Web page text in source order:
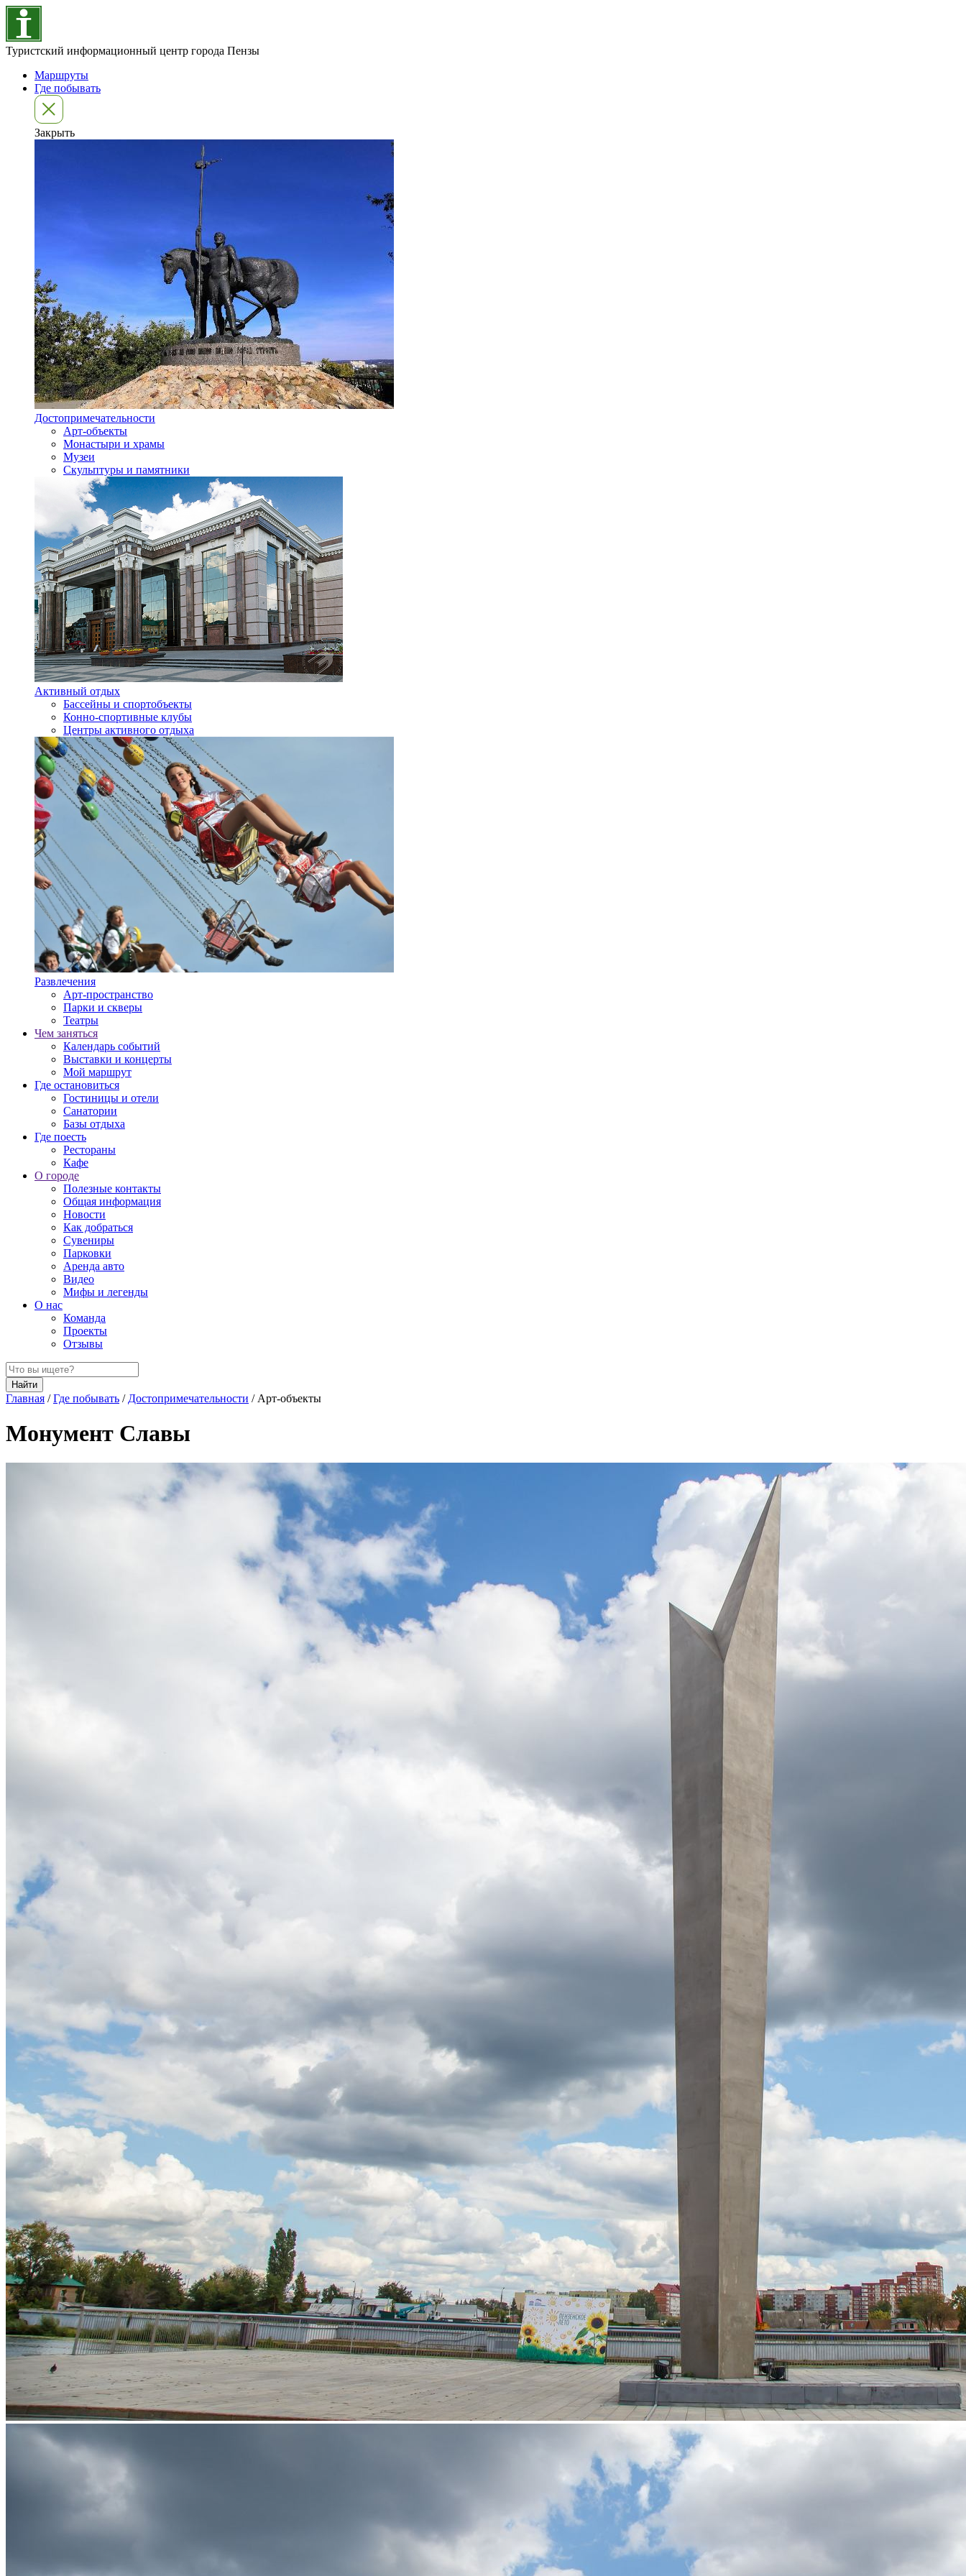
Туристский информационный центр города Пензы
Маршруты
Где побывать
Закрыть
Достопримечательности
Арт-объекты
Монастыри и храмы
Музеи
Скульптуры и памятники
Активный отдых
Бассейны и спортобъекты
Конно-спортивные клубы
Центры активного отдыха
Развлечения
Арт-пространство
Парки и скверы
Театры
Чем заняться
Календарь событий
Выставки и концерты
Мой маршрут
Где остановиться
Гостиницы и отели
Санатории
Базы отдыха
Где поесть
Рестораны
Кафе
О городе
Полезные контакты
Общая информация
Новости
Как добраться
Сувениры
Парковки
Аренда авто
Видео
Мифы и легенды
О нас
Команда
Проекты
Отзывы
Найти
Главная / Где побывать / Достопримечательности /Арт-объекты
Монумент Славы